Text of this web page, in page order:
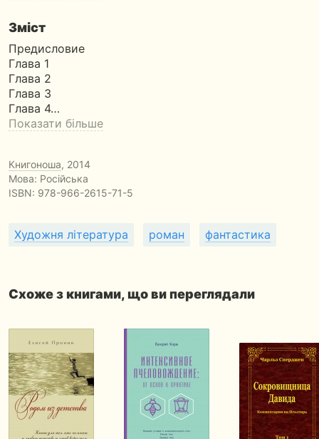
Зміст
Предисловие
Глава 1
Глава 2
Глава 3
Глава 4…
Показати більше
Книгоноша, 2014
Мова: Російська
ISBN: 978-966-2615-71-5
Художня література роман фантастика
Схоже з книгами, що ви переглядали